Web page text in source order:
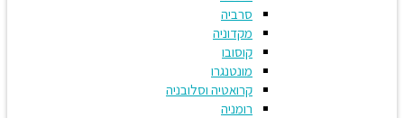
סרביה
מקדוניה
קוסובו
מונטנגרו
קרואטיה וסלובניה
רומניה